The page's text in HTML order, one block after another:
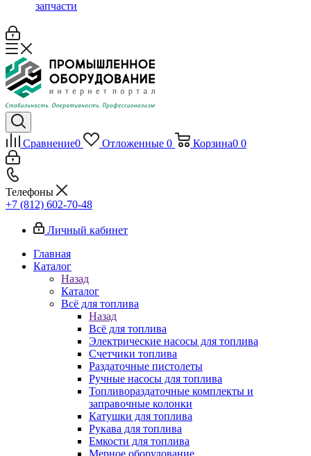
запчасти
Сравнение0 Отложенные 0 Корзина0 0
Телефоны
+7 (812) 602-70-48
Личный кабинет
Главная
Каталог
Назад
Каталог
Всё для топлива
Назад
Всё для топлива
Электрические насосы для топлива
Счетчики топлива
Раздаточные пистолеты
Ручные насосы для топлива
Топливораздаточные комплекты и
заправочные колонки
Катушки для топлива
Рукава для топлива
Емкости для топлива
Мерное оборудование